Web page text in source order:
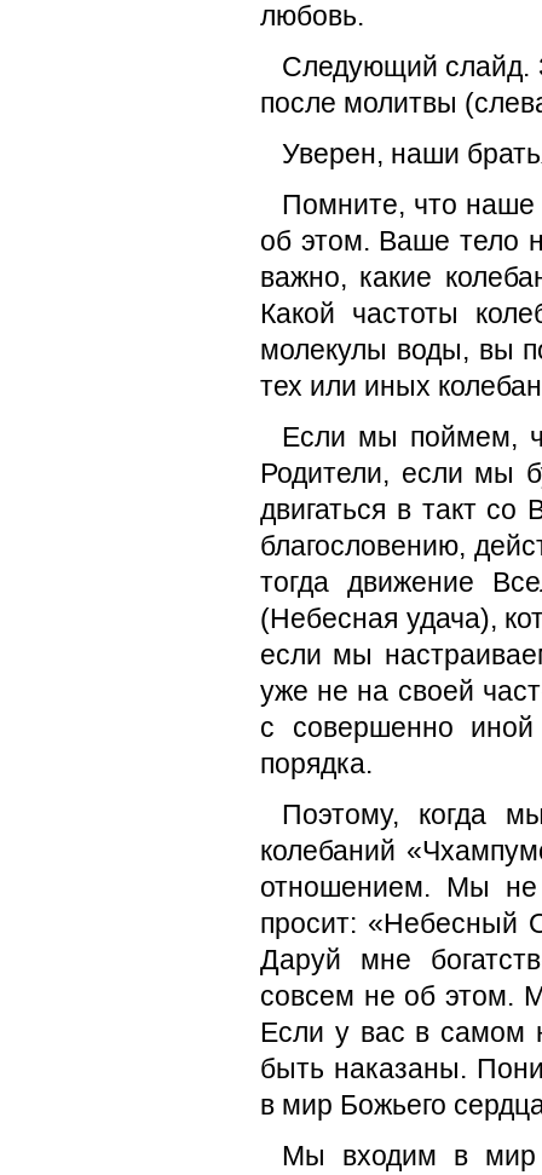
любовь.
Следующий слайд.
после молитвы
Уверен, наши
Помните, что наше
об этом. Ваше тело
важно, какие
Какой частоты
молекулы воды, вы
тех или иных
Если мы поймем,
Родители, если мы
двигаться в такт
благословению,
тогда движение
(Небесная удача),
если мы
уже не на своей
с совершенно иной
порядка.
Поэтому, когда
колебаний
отношением. Мы не
просит: «Небесный
Даруй мне
совсем не об этом.
Если у вас в самом
быть наказаны.
в мир Божьего
Мы входим в мир